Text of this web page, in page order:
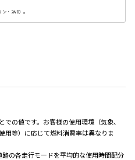
・2WD）。
の値です。お客様の使用環境（気象、
用等）に応じて燃料消費率は異なりま
の各走行モードを平均的な使用時間配分